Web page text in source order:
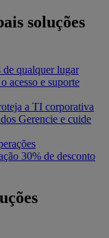
soluções
de qualquer lugar
acesso e suporte
a TI corporativa
Gerencie e cuide
30% de desconto